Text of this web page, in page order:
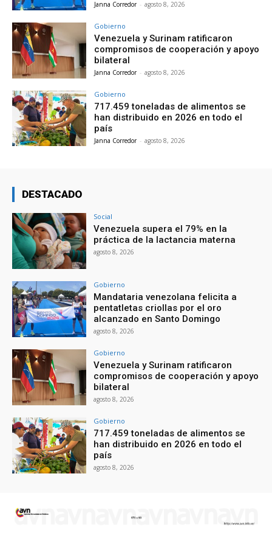
Janna Corredor - agosto 8, 2026
Gobierno
Venezuela y Surinam ratificaron
compromisos de cooperación y apoyo
bilateral
Janna Corredor - agosto 8, 2026
Gobierno
717.459 toneladas de alimentos se
han distribuido en 2026 en todo el
país
Janna Corredor - agosto 8, 2026
DESTACADO
Social
Venezuela supera el 79% en la
práctica de la lactancia materna
agosto 8, 2026
Gobierno
Mandataria venezolana felicita a
pentatletas criollas por el oro
alcanzado en Santo Domingo
agosto 8, 2026
Gobierno
Venezuela y Surinam ratificaron
compromisos de cooperación y apoyo
bilateral
agosto 8, 2026
Gobierno
717.459 toneladas de alimentos se
han distribuido en 2026 en todo el
país
agosto 8, 2026